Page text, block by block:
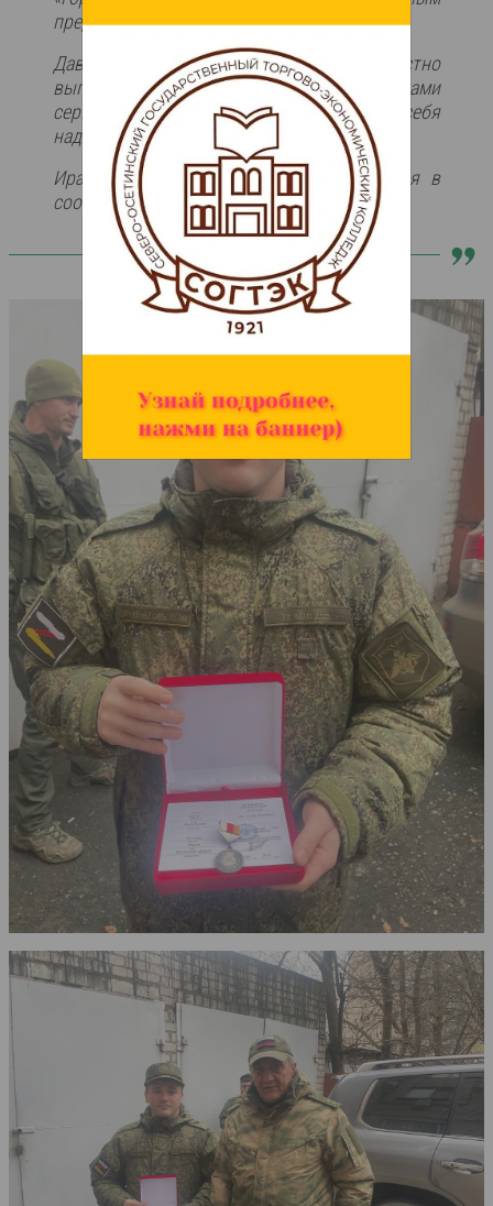
представителем фамилии Теховых!
Давид с первых дней СВО доблестно и честно
выполняет свой долг. Имеет за плечами
серьёзный боевой опыт. Показал себя
надёжным сослуживцем и офицером!
Ирæттæ размæ, Æфсымæр!», – говорится в
сообщении.